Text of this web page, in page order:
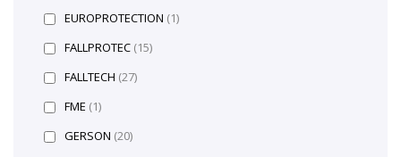
EUROPROTECTION (1)
FALLPROTEC (15)
FALLTECH (27)
FME (1)
GERSON (20)